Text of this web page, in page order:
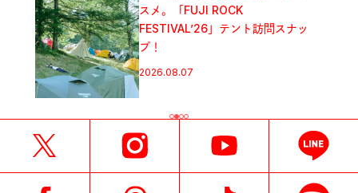
スメ。「FUJI ROCK
FESTIVAL’26」テント訪問スナッ
プ！
2026.08.07